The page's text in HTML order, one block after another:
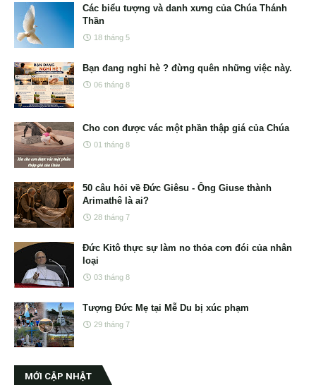
Các biểu tượng và danh xưng của Chúa Thánh
Thần
18 tháng 5
Bạn đang nghỉ hè ? đừng quên những việc này.
06 tháng 8
Cho con được vác một phần thập giá của Chúa
01 tháng 8
50 câu hỏi về Đức Giêsu - Ông Giuse thành
Arimathê là ai?
28 tháng 7
Đức Kitô thực sự làm no thỏa cơn đói của nhân
loại
03 tháng 8
Tượng Đức Mẹ tại Mễ Du bị xúc phạm
29 tháng 7
MỚI CẬP NHẬT